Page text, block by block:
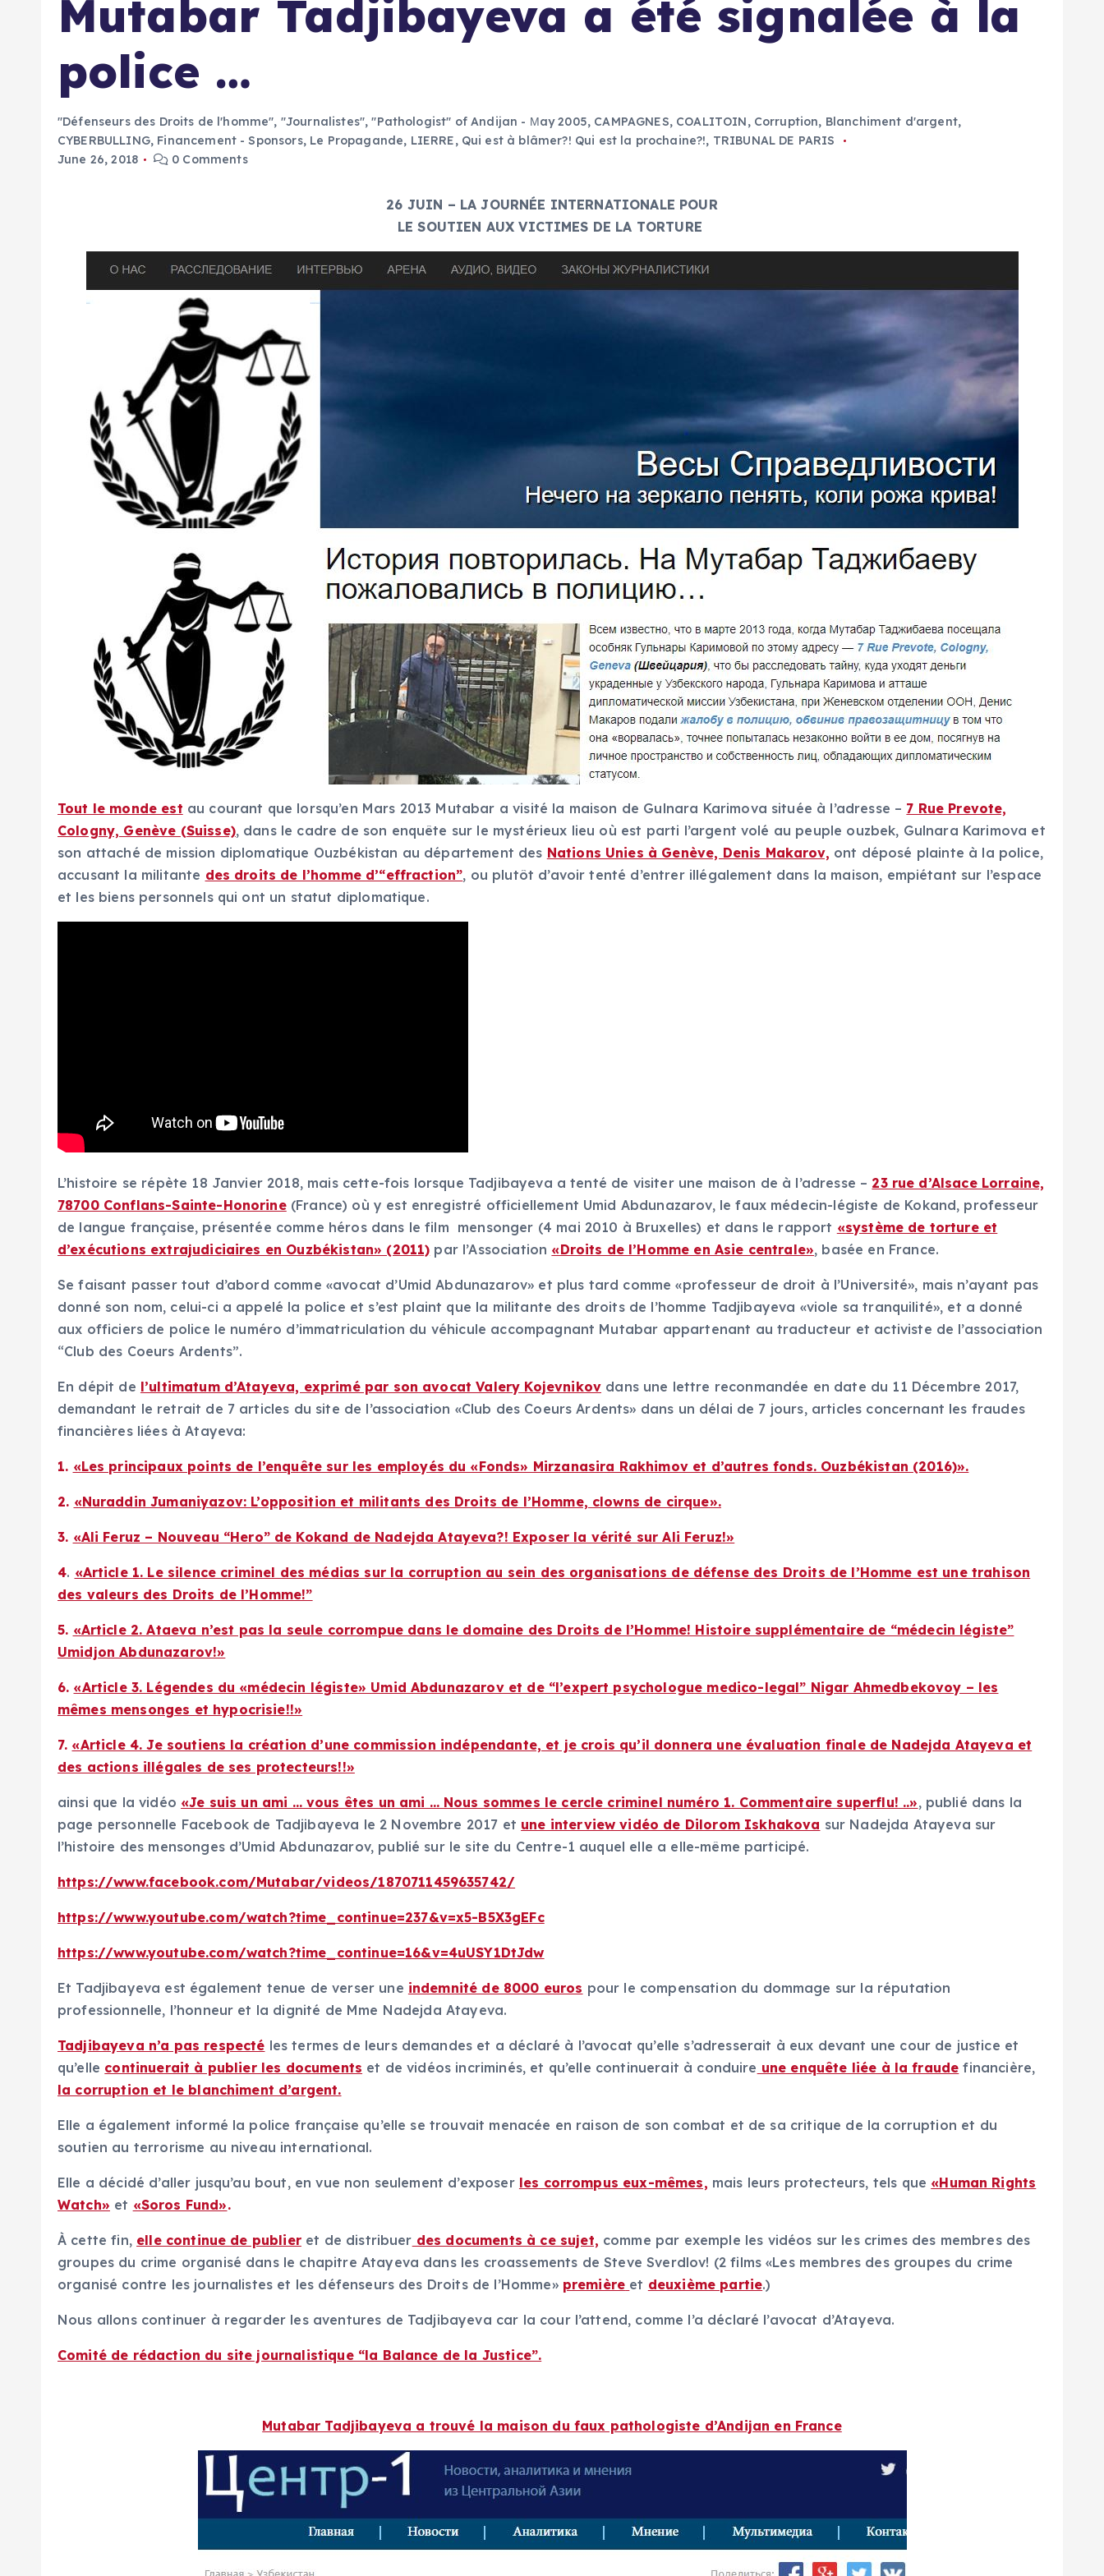
Mutabar Tadjibayeva a été signalée à la
police …
"Défenseurs des Droits de l'homme", "Journalistes","Pathologist" of Andijan - Мay 2005, CAMPAGNES, COALITOIN, Corruption, Blanchiment d'argent,
CYBERBULLING, Financement - Sponsors, Le Propagande, LIERRE, Qui est à blâmer?! Qui est la prochaine?!, TRIBUNAL DE PARIS
June 26, 2018
0 Comments
26 JUIN – LA JOURNÉE INTERNATIONALE POUR
LE SOUTIEN AUX VICTIMES DE LA TORTURE
Tout le monde est au courant que lorsqu’en Mars 2013 Mutabar a visité la maison de Gulnara Karimova située à l’adresse – 7 Rue Prevote,
Cologny, Genève (Suisse), dans le cadre de son enquête sur le mystérieux lieu où est parti l’argent volé au peuple ouzbek, Gulnara Karimova et
son attaché de mission diplomatique Ouzbékistan au département des Nations Unies à Genève, Denis Makarov, ont déposé plainte à la police,
accusant la militante des droits de l’homme d’“effraction”, ou plutôt d’avoir tenté d’entrer illégalement dans la maison, empiétant sur l’espace
et les biens personnels qui ont un statut diplomatique.
L’histoire se répète 18 Janvier 2018, mais cette-fois lorsque Tadjibayeva a tenté de visiter une maison de à l’adresse – 23 rue d’Alsace Lorraine,
78700 Conflans-Sainte-Honorine(France) où y est enregistré officiellement Umid Abdunazarov, le faux médecin-légiste de Kokand, professeur
de langue française, présentée comme héros dans le film mensonger (4 mai 2010 à Bruxelles) et dans le rapport «système de torture et
d’exécutions extrajudiciaires en Ouzbékistan» (2011) par l’Association «Droits de l’Homme en Asie centrale», basée en France.
Se faisant passer tout d’abord comme «avocat d’Umid Abdunazarov» et plus tard comme «professeur de droit à l’Université», mais n’ayant pas
donné son nom, celui-ci a appelé la police et s’est plaint que la militante des droits de l’homme Tadjibayeva «viole sa tranquilité», et a donné
aux officiers de police le numéro d’immatriculation du véhicule accompagnant Mutabar appartenant au traducteur et activiste de l’association
“Club des Coeurs Ardents”.
En dépit de l’ultimatum d’Atayeva, exprimé par son avocat Valery Kojevnikov dans une lettre reconmandée en date du 11 Décembre 2017,
demandant le retrait de 7 articles du site de l’association «Club des Coeurs Ardents» dans un délai de 7 jours, articles concernant les fraudes
financières liées à Atayeva:
1. «Les principaux points de l’enquête sur les employés du «Fonds» Mirzanasira Rakhimov et d’autres fonds. Ouzbékistan (2016)».
2. «Nuraddin Jumaniyazov: L’opposition et militants des Droits de l’Homme, clowns de cirque».
3. «Ali Feruz – Nouveau “Hero” de Kokand de Nadejda Atayeva?! Exposer la vérité sur Ali Feruz!»
4. «Article 1. Le silence criminel des médias sur la corruption au sein des organisations de défense des Droits de l’Homme est une trahison
des valeurs des Droits de l’Homme!”
5. «Article 2. Ataeva n’est pas la seule corrompue dans le domaine des Droits de l’Homme! Histoire supplémentaire de “médecin légiste”
Umidjon Abdunazarov!»
6. «Article 3. Légendes du «médecin légiste» Umid Abdunazarov et de “l’expert psychologue medico-legal” Nigar Ahmedbekovoy – les
mêmes mensonges et hypocrisie!!»
7. «Article 4. Je soutiens la création d’une commission indépendante, et je crois qu’il donnera une évaluation finale de Nadejda Atayeva et
des actions illégales de ses protecteurs!!»
ainsi que la vidéo «Je suis un ami … vous êtes un ami … Nous sommes le cercle criminel numéro 1. Commentaire superflu! ..», publié dans la
page personnelle Facebook de Tadjibayeva le 2 Novembre 2017 et une interview vidéo de Dilorom Iskhakova sur Nadejda Atayeva sur
l’histoire des mensonges d’Umid Abdunazarov, publié sur le site du Centre-1 auquel elle a elle-même participé.
https://www.facebook.com/Mutabar/videos/1870711459635742/
https://www.youtube.com/watch?time_continue=237&v=x5-B5X3gEFc
https://www.youtube.com/watch?time_continue=16&v=4uUSY1DtJdw
Et Tadjibayeva est également tenue de verser une indemnité de 8000 euros pour le compensation du dommage sur la réputation
professionnelle, l’honneur et la dignité de Mme Nadejda Atayeva.
Tadjibayeva n’a pas respecté les termes de leurs demandes et a déclaré à l’avocat qu’elle s’adresserait à eux devant une cour de justice et
qu’elle continuerait à publier les documents et de vidéos incriminés, et qu’elle continuerait à conduire une enquête liée à la fraude financière,
la corruption et le blanchiment d’argent.
Elle a également informé la police française qu’elle se trouvait menacée en raison de son combat et de sa critique de la corruption et du
soutien au terrorisme au niveau international.
Elle a décidé d’aller jusqu’au bout, en vue non seulement d’exposer les corrompus eux-mêmes, mais leurs protecteurs, tels que «Human Rights
Watch» et «Soros Fund».
À cette fin, elle continue de publieret de distribuer des documents à ce sujet, comme par exemple les vidéos sur les crimes des membres des
groupes du crime organisé dans le chapitre Atayeva dans les croassements de Steve Sverdlov! (2 films «Les membres des groupes du crime
organisé contre les journalistes et les défenseurs des Droits de l’Homme» première et deuxième partie.)
Nous allons continuer à regarder les aventures de Tadjibayeva car la cour l’attend, comme l’a déclaré l’avocat d’Atayeva.
Comité de rédaction du site journalistique “la Balance de la Justice”.
Mutabar Tadjibayeva a trouvé la maison du faux pathologiste d’Andijan en France